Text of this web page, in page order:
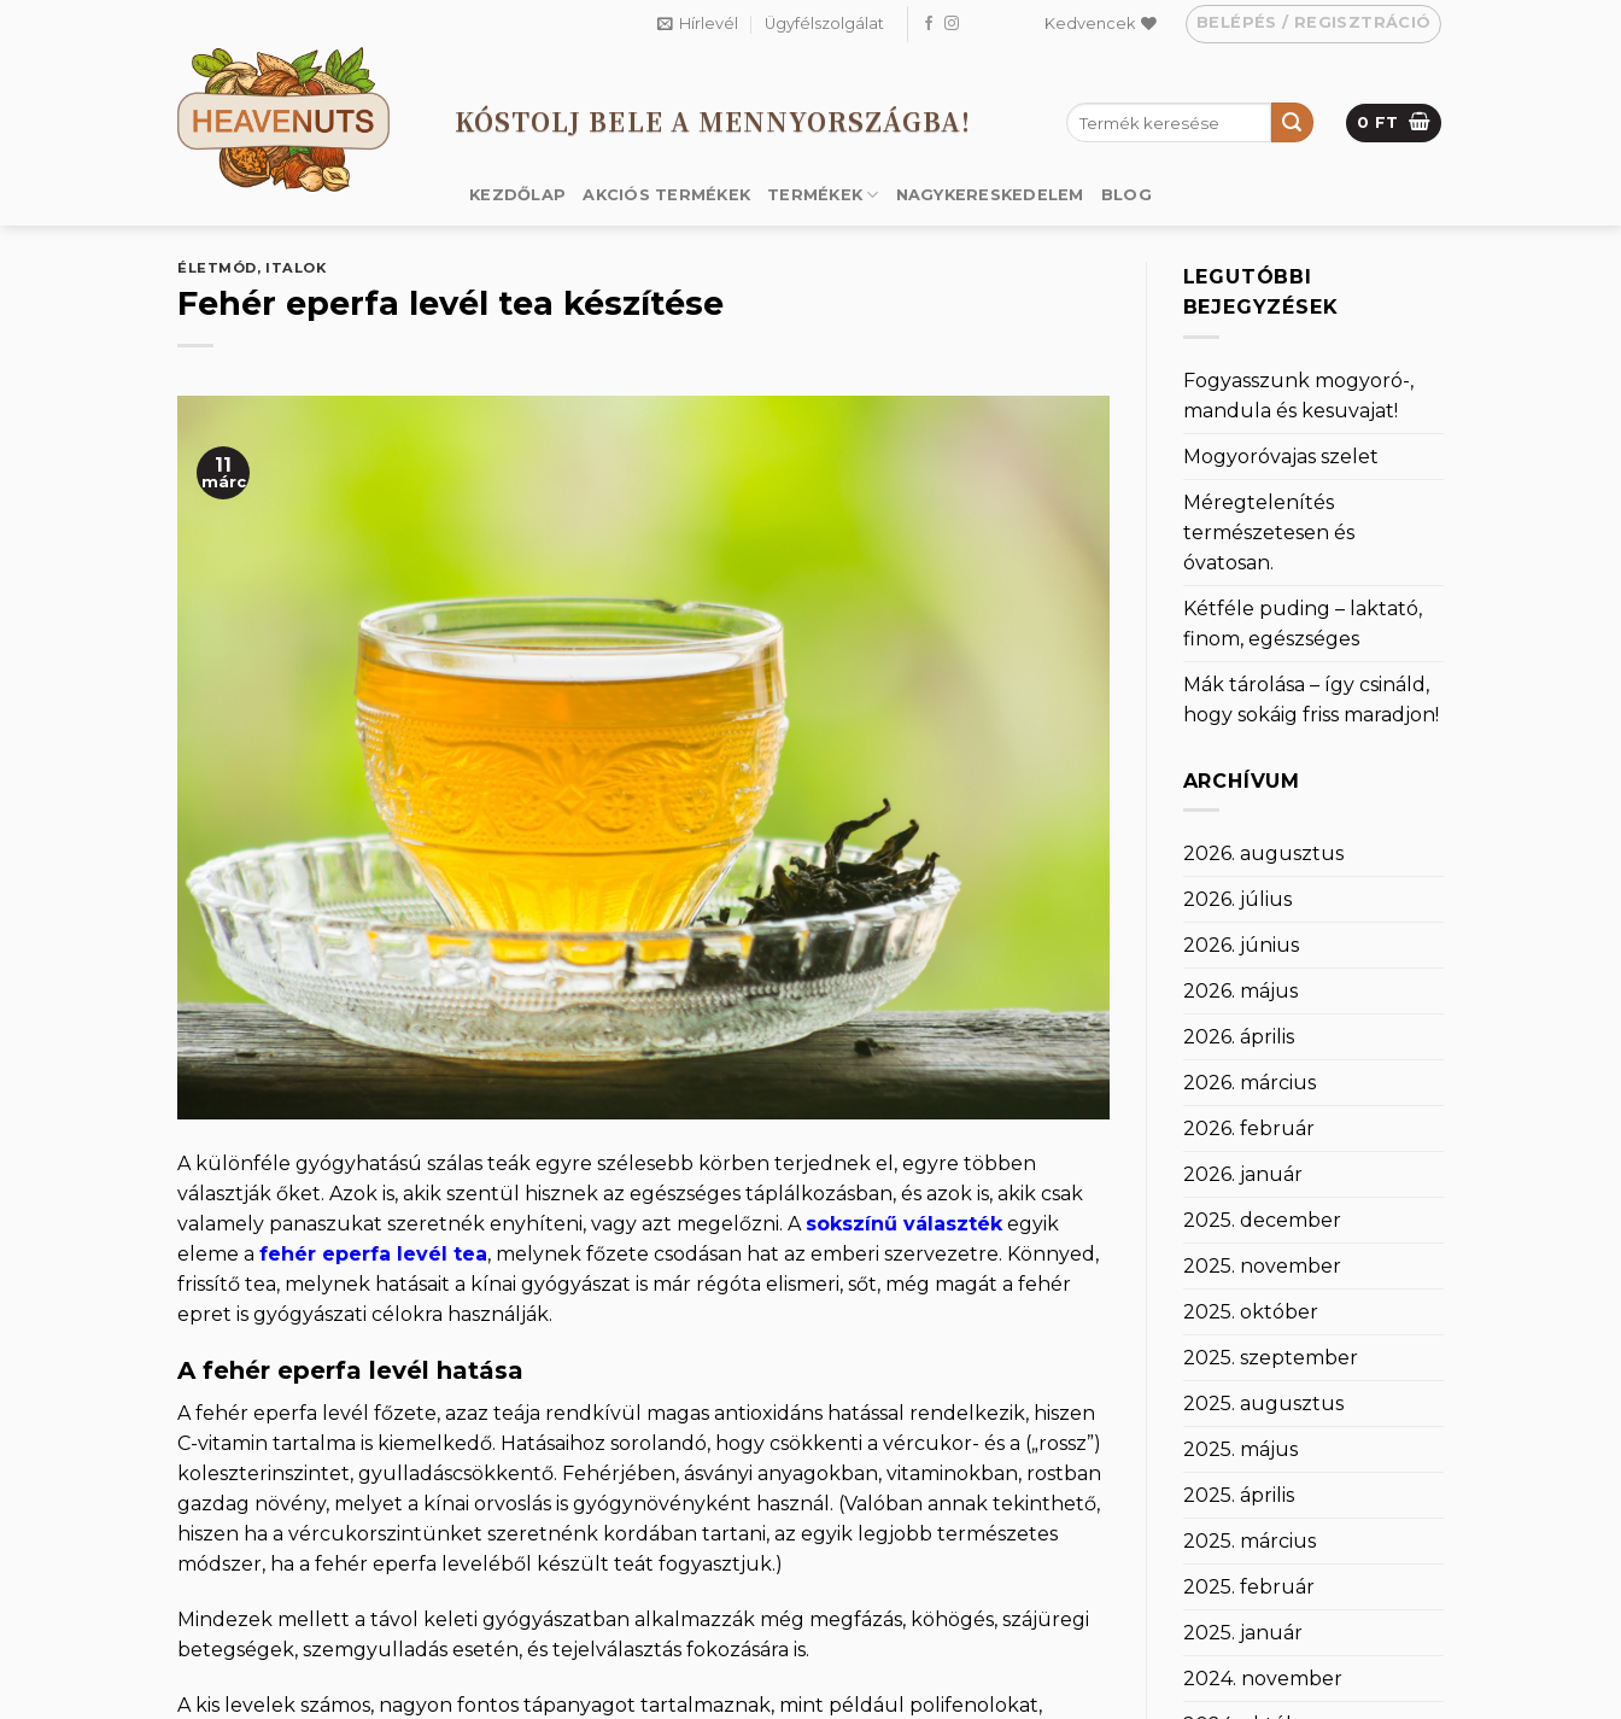
Hírlevél Ügyfélszolgálat Kedvencek BELÉPÉS / REGISZTRÁCIÓ
KÓSTOLJ BELE A MENNYORSZÁGBA!
Keresés
a
0 FT
KEZDŐLAP AKCIÓS TERMÉKEK TERMÉKEK NAGYKERESKEDELEM BLOG
ÉLETMÓD, ITALOK
Fehér eperfa levél tea készítése
11
márc
A különféle gyógyhatású szálas teák egyre szélesebb körben terjednek el, egyre többen
választják őket. Azok is, akik szentül hisznek az egészséges táplálkozásban, és azok is, akik csak
valamely panaszukat szeretnék enyhíteni, vagy azt megelőzni. A sokszínű választékegyik
eleme a fehér eperfa levél tea, melynek főzete csodásan hat az emberi szervezetre. Könnyed,
frissítő tea, melynek hatásait a kínai gyógyászat is már régóta elismeri, sőt, még magát a fehér
epret is gyógyászati célokra használják.
A fehér eperfa levél hatása
A fehér eperfa levél főzete, azaz teája rendkívül magas antioxidáns hatással rendelkezik, hiszen
C-vitamin tartalma is kiemelkedő. Hatásaihoz sorolandó, hogy csökkenti a vércukor- és a („rossz”)
koleszterinszintet, gyulladáscsökkentő. Fehérjében, ásványi anyagokban, vitaminokban, rostban
gazdag növény, melyet a kínai orvoslás is gyógynövényként használ. (Valóban annak tekinthető,
hiszen ha a vércukorszintünket szeretnénk kordában tartani, az egyik legjobb természetes
módszer, ha a fehér eperfa leveléből készült teát fogyasztjuk.)
Mindezek mellett a távol keleti gyógyászatban alkalmazzák még megfázás, köhögés, szájüregi
betegségek, szemgyulladás esetén, és tejelválasztás fokozására is.
A kis levelek számos, nagyon fontos tápanyagot tartalmaznak, mint például polifenolokat,
LEGUTÓBBI
BEJEGYZÉSEK
Fogyasszunk mogyoró-,
mandula és kesuvajat!
Mogyoróvajas szelet
Méregtelenítés
természetesen és
óvatosan.
Kétféle puding – laktató,
finom, egészséges
Mák tárolása – így csináld,
hogy sokáig friss maradjon!
ARCHÍVUM
2026. augusztus
2026. július
2026. június
2026. május
2026. április
2026. március
2026. február
2026. január
2025. december
2025. november
2025. október
2025. szeptember
2025. augusztus
2025. május
2025. április
2025. március
2025. február
2025. január
2024. november